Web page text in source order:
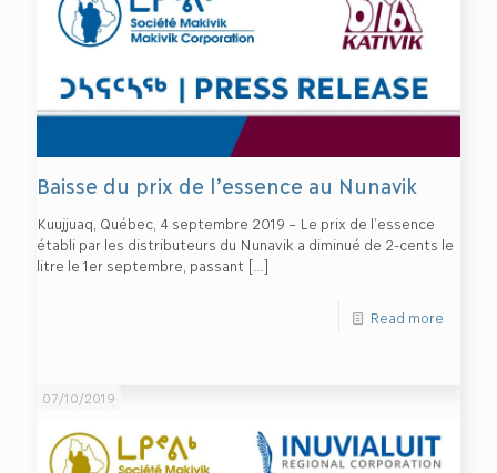
Baisse du prix de l’essence au Nunavik
Kuujjuaq, Québec, 4 septembre 2019 – Le prix de l’essence
établi par les distributeurs du Nunavik a diminué de 2-cents le
litre le 1er septembre, passant […]
Read more
07/10/2019